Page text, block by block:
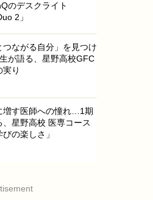
のデスクライト
2」
つながる自分」を見つけ
が語る、星野高校GFC
実り
増す医師への憧れ…1期
、星野高校 医専コース
の楽しさ」